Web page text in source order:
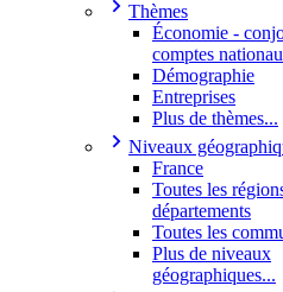
Thèmes
Économie -
comptes
Démographie
Entreprises
Plus de thèmes...
Niveaux
France
Toutes les
départements
Toutes les
Plus de niveaux
géographiques...